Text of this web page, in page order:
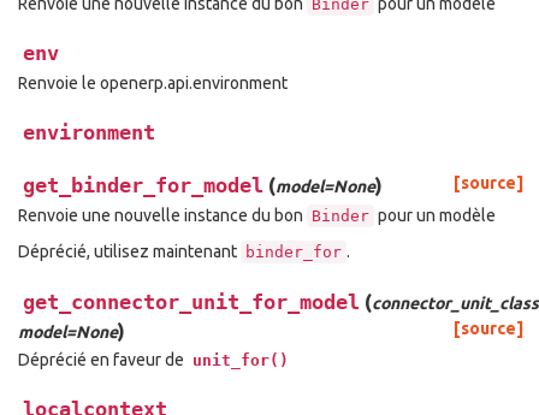
Binder
env
Renvoie le openerp.api.environment
environment
get_binder_for_model (model=None)
[source]
Renvoie une nouvelle instance du bon Binder pour un modèle
Déprécié, utilisez maintenant binder_for .
get_connector_unit_for_model (connector_unit_class
model=None)
[source]
Déprécié en faveur de unit_for()
localcontext